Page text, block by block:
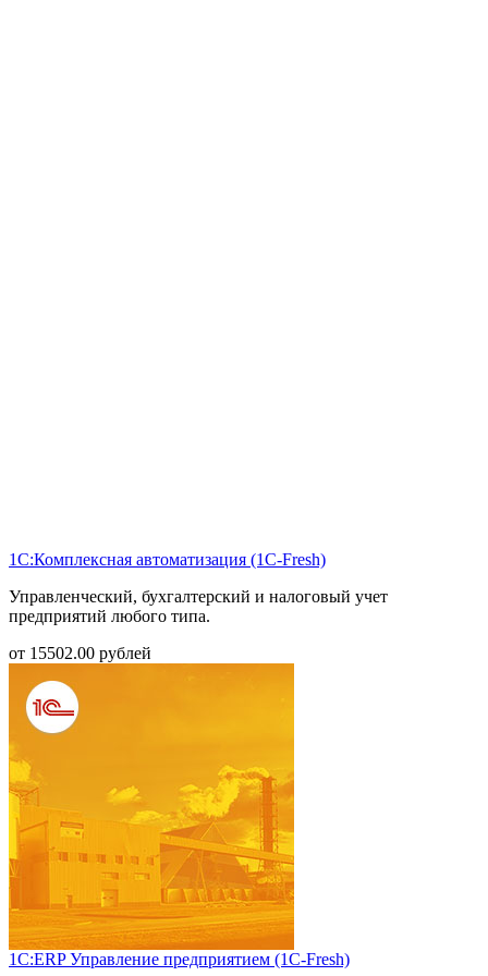
1С:Комплексная автоматизация (1С-Fresh)
Управленческий, бухгалтерский и налоговый учет
предприятий любого типа.
от 15502.00 рублей
1С:ERP Управление предприятием (1С-Fresh)